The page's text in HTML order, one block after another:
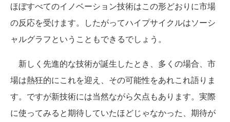
ほぼすべてのイノベーション技術はこの形どおりに市場
の反応を受けます。したがってハイプサイクルはソーシ
ャルグラフということもできるでしょう。
新しく先進的な技術が誕生したとき、多くの場合、市
場は熱狂的にこれを迎え、その可能性をあれこれ語りま
す。ですが新技術には当然ながら欠点もあります。実際
に使ってみると期待していたほどじゃなかった、期待が